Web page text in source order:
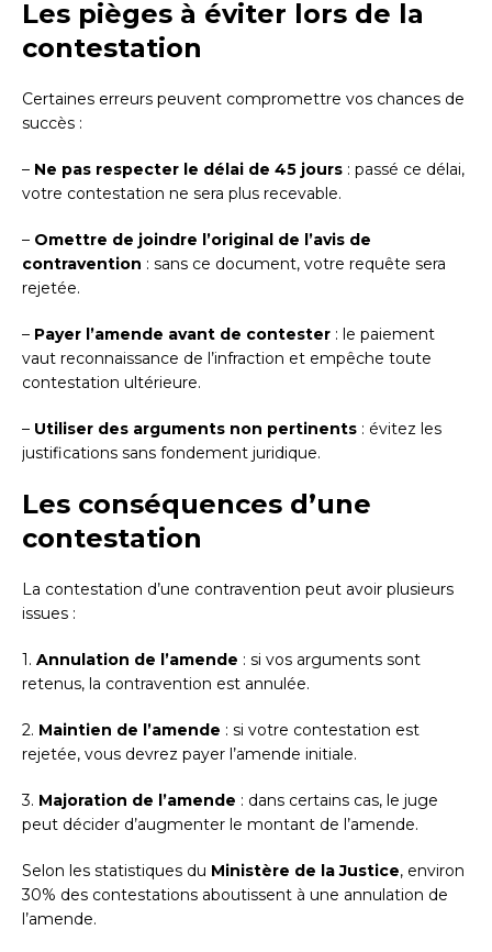
Les pièges à éviter lors de la
contestation
Certaines erreurs peuvent compromettre vos chances de
succès :
– Ne pas respecter le délai de 45 jours : passé ce délai,
votre contestation ne sera plus recevable.
– Omettre de joindre l’original de l’avis de
contravention : sans ce document, votre requête sera
rejetée.
– Payer l’amende avant de contester : le paiement
vaut reconnaissance de l’infraction et empêche toute
contestation ultérieure.
– Utiliser des arguments non pertinents : évitez les
justifications sans fondement juridique.
Les conséquences d’une
contestation
La contestation d’une contravention peut avoir plusieurs
issues :
1. Annulation de l’amende : si vos arguments sont
retenus, la contravention est annulée.
2. Maintien de l’amende : si votre contestation est
rejetée, vous devrez payer l’amende initiale.
3. Majoration de l’amende : dans certains cas, le juge
peut décider d’augmenter le montant de l’amende.
Selon les statistiques du Ministère de la Justice, environ
30% des contestations aboutissent à une annulation de
l’amende.